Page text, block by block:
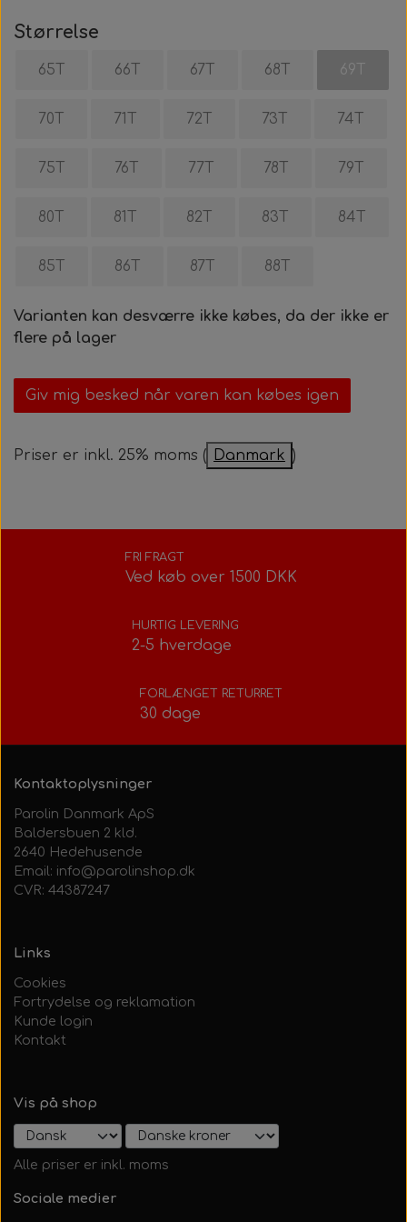
Sæder
Bolte, møtrikker, skiver, mm.
Rotax Værktøj/tilbehør
Indsugningsdæmper
Størrelse
65T 66T 67T 68T 69T
70T 71T 72T 73T 74T
75T 76T 77T 78T 79T
80T 81T 82T 83T 84T
85T 86T 87T 88T
Varianten kan desværre ikke købes, da der ikke er
flere på lager
Giv mig besked når varen kan købes igen
Priser er inkl. 25% moms ( Danmark )
FRI FRAGT
Ved køb over 1500 DKK
HURTIG LEVERING
2-5 hverdage
FORLÆNGET RETURRET
30 dage
Kontaktoplysninger
Parolin Danmark ApS
Baldersbuen 2 kld.
2640 Hedehusende
Email: info@parolinshop.dk
CVR: 44387247
Links
Cookies
Fortrydelse og reklamation
Kunde login
Kontakt
Vis på shop
Alle priser er inkl. moms
Sociale medier